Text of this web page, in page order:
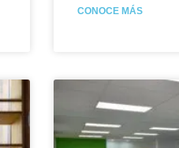
CONOCE MÁS